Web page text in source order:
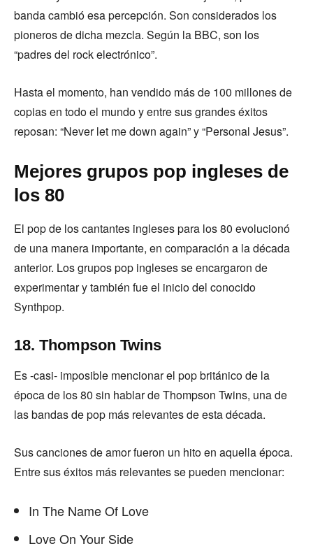
banda cambió esa percepción. Son considerados los
pioneros de dicha mezcla. Según la BBC, son los
“padres del rock electrónico”.
Hasta el momento, han vendido más de 100 millones de
copias en todo el mundo y entre sus grandes éxitos
reposan: “Never let me down again” y “Personal Jesus”.
Mejores grupos pop ingleses de
los 80
El pop de los cantantes ingleses para los 80 evolucionó
de una manera importante, en comparación a la década
anterior. Los grupos pop ingleses se encargaron de
experimentar y también fue el inicio del conocido
Synthpop.
18. Thompson Twins
Es -casi- imposible mencionar el pop británico de la
época de los 80 sin hablar de Thompson Twins, una de
las bandas de pop más relevantes de esta década.
Sus canciones de amor fueron un hito en aquella época.
Entre sus éxitos más relevantes se pueden mencionar:
In The Name Of Love
Love On Your Side